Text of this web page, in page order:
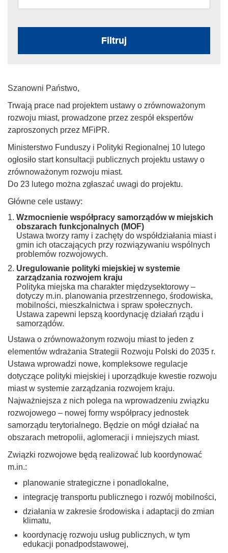
Filtruj
Szanowni Państwo,
Trwają prace nad projektem ustawy o zrównoważonym
rozwoju miast, prowadzone przez zespół ekspertów
zaproszonych przez MFiPR.
Ministerstwo Funduszy i Polityki Regionalnej 10 lutego
ogłosiło start konsultacji publicznych projektu ustawy o
zrównoważonym rozwoju miast.
Do 23 lutego można zgłaszać uwagi do projektu.
Główne cele ustawy:
Wzmocnienie współpracy samorządów w miejskich
obszarach funkcjonalnych (MOF)
Ustawa tworzy ramy i zachęty do współdziałania miast i
gmin ich otaczających przy rozwiązywaniu wspólnych
problemów rozwojowych.
Uregulowanie polityki miejskiej w systemie
zarządzania rozwojem kraju
Polityka miejska ma charakter międzysektorowy –
dotyczy m.in. planowania przestrzennego, środowiska,
mobilności, mieszkalnictwa i spraw społecznych.
Ustawa zapewni lepszą koordynację działań rządu i
samorządów.
Ustawa o zrównoważonym rozwoju miast to jeden z
elementów wdrażania Strategii Rozwoju Polski do 2035 r.
Ustawa wprowadzi nowe, kompleksowe regulacje
dotyczące polityki miejskiej i uporządkuje kwestie rozwoju
miast w systemie zarządzania rozwojem kraju.
Najważniejsza z nich polega na wprowadzeniu związku
rozwojowego – nowej formy współpracy jednostek
samorządu terytorialnego. Będzie on mógł działać na
obszarach metropolii, aglomeracji i mniejszych miast.
Związki rozwojowe będą realizować lub koordynować
m.in.:
planowanie strategiczne i ponadlokalne,
integrację transportu publicznego i rozwój mobilności,
działania w zakresie środowiska i adaptacji do zmian
klimatu,
koordynację rozwoju usług publicznych, w tym
edukacji ponadpodstawowej,